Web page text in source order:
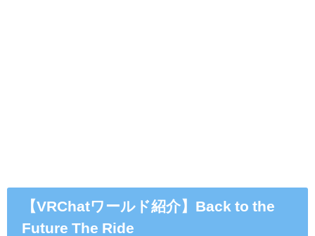
【VRChatワールド紹介】Back to the
Future The Ride